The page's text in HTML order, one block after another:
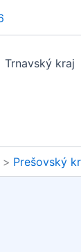
Trnavský kraj
Prešovský